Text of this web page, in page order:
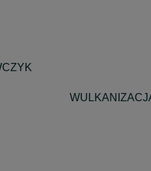
WULKANIZACJA